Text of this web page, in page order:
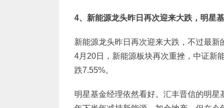
4、新能源龙头昨日再次迎来大跌，明星
新能源龙头昨日再次迎来大跌，不过最
4月20日，新能源板块再次重挫，中证新
跌7.55%。
明星基金经理依然看好。汇丰晋信的明